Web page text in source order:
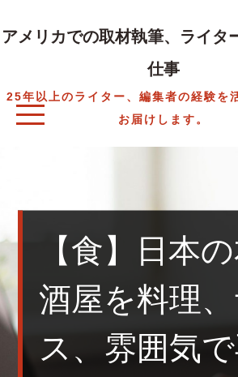
content
アメリカでの取材執筆、ライタ
仕事
25年以上のライター、編集者の経験を
お届けします。
【食】日本
酒屋を料理
ス、雰囲気